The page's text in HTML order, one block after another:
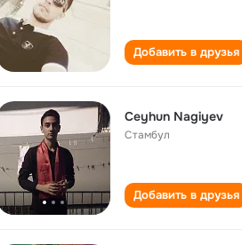
Добавить в друзья
Ceyhun Nagiyev
Стамбул
Добавить в друзья